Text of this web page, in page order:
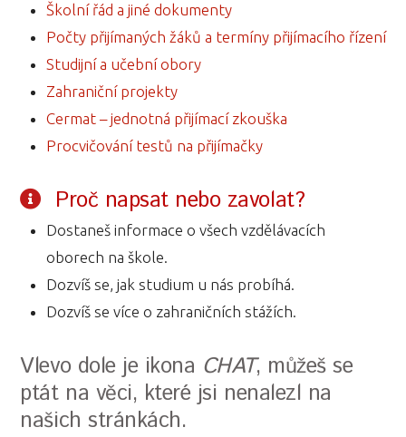
Školní řád a jiné dokumenty
Počty přijímaných žáků a termíny přijímacího řízení
Studijní a učební obory
Zahraniční projekty
Cermat – jednotná přijímací zkouška
Procvičování testů na přijímačky
Proč napsat nebo zavolat?
Dostaneš informace o všech vzdělávacích
oborech na škole.
Dozvíš se, jak studium u nás probíhá.
Dozvíš se více o zahraničních stážích.
Vlevo dole je ikona CHAT, můžeš se
ptát na věci, které jsi nenalezl na
našich stránkách.